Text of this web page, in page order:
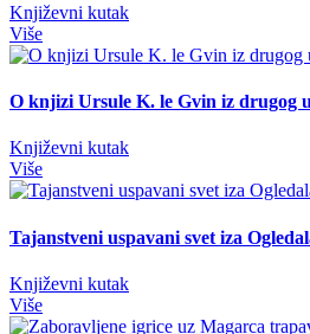
Književni kutak
Više
O knjizi Ursule K. le Gvin iz drugog
Književni kutak
Više
Tajanstveni uspavani svet iza
Književni kutak
Više